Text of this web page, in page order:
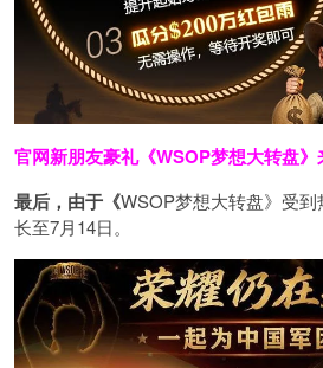
官网新朋友豪礼《WSOP梦想大转盘》
最后，由于《WSOP梦想大转盘》受
长至7月14日。